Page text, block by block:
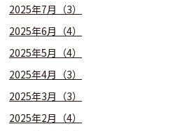
2025年7月（3）
2025年6月（4）
2025年5月（4）
2025年4月（3）
2025年3月（3）
2025年2月（4）